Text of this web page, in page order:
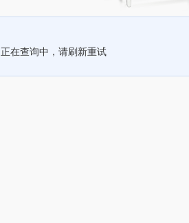
正在查询中，请刷新重试